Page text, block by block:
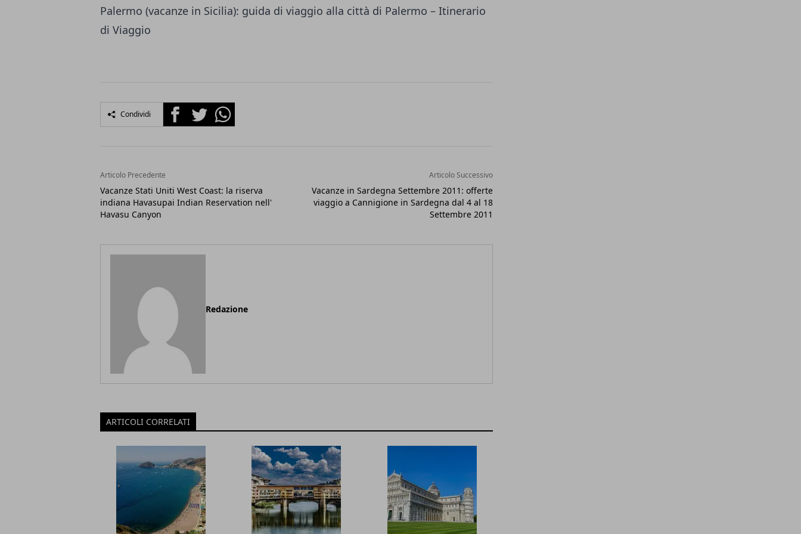
Palermo (vacanze in Sicilia): guida di viaggio alla città di Palermo – Itinerario
di Viaggio
Condividi FacebookTwitterWhatsapp
Articolo Precedente
Vacanze Stati Uniti West Coast: la riserva
indiana Havasupai Indian Reservation nell'
Havasu Canyon
Articolo Successivo
Vacanze in Sardegna Settembre 2011: offerte
viaggio a Cannigione in Sardegna dal 4 al 18
Settembre 2011
Redazione
ARTICOLI CORRELATI